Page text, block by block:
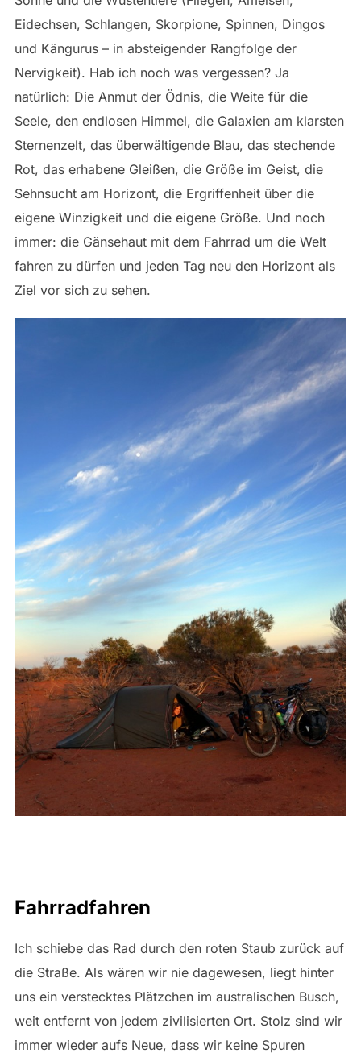
Eidechsen, Schlangen, Skorpione, Spinnen, Dingos
und Kängurus – in absteigender Rangfolge der
Nervigkeit). Hab ich noch was vergessen? Ja
natürlich: Die Anmut der Ödnis, die Weite für die
Seele, den endlosen Himmel, die Galaxien am klarsten
Sternenzelt, das überwältigende Blau, das stechende
Rot, das erhabene Gleißen, die Größe im Geist, die
Sehnsucht am Horizont, die Ergriffenheit über die
eigene Winzigkeit und die eigene Größe. Und noch
immer: die Gänsehaut mit dem Fahrrad um die Welt
fahren zu dürfen und jeden Tag neu den Horizont als
Ziel vor sich zu sehen.
Fahrradfahren
Ich schiebe das Rad durch den roten Staub zurück auf
die Straße. Als wären wir nie dagewesen, liegt hinter
uns ein verstecktes Plätzchen im australischen Busch,
weit entfernt von jedem zivilisierten Ort. Stolz sind wir
immer wieder aufs Neue, dass wir keine Spuren